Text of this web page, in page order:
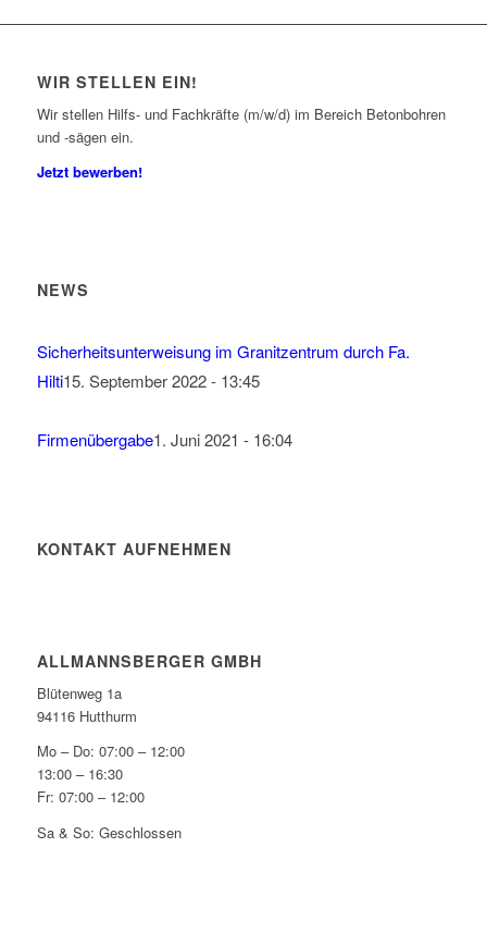
WIR STELLEN EIN!
Wir stellen Hilfs- und Fachkräfte (m/w/d) im Bereich Betonbohren
und -sägen ein.
Jetzt bewerben!
NEWS
Sicherheitsunterweisung im Granitzentrum durch Fa.
Hilti15. September 2022 - 13:45
Firmenübergabe1. Juni 2021 - 16:04
KONTAKT AUFNEHMEN
ALLMANNSBERGER GMBH
Blütenweg 1a
94116 Hutthurm
Mo – Do: 07:00 – 12:00
13:00 – 16:30
Fr: 07:00 – 12:00
Sa & So: Geschlossen